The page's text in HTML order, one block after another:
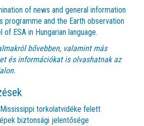
of news and general information
programme and the Earth observation
ESA in Hungarian language.
bővebben, valamint más
és információkat is olvashatnak az
torkolatvidéke felett
biztonsági jelentősége